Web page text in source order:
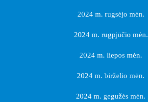
2024 m. rugsėjo mėn.
2024 m. rugpjūčio mėn.
2024 m. liepos mėn.
2024 m. birželio mėn.
2024 m. gegužės mėn.